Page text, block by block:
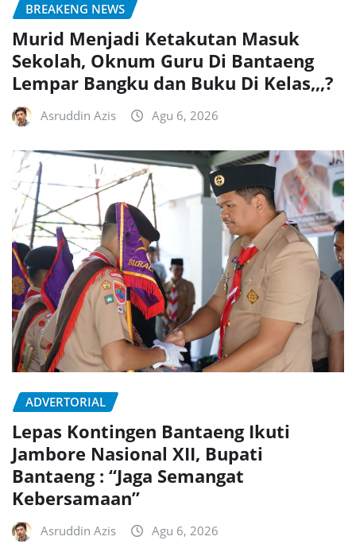
BREAKENG NEWS
Murid Menjadi Ketakutan Masuk
Sekolah, Oknum Guru Di Bantaeng
Lempar Bangku dan Buku Di Kelas,,,?
Asruddin Azis Agu 6, 2026
ADVERTORIAL
Lepas Kontingen Bantaeng Ikuti
Jambore Nasional XII, Bupati
Bantaeng : “Jaga Semangat
Kebersamaan”
Asruddin Azis Agu 6, 2026